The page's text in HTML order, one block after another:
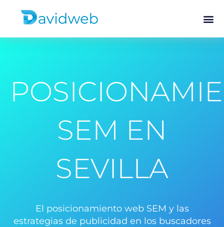
SEM EN
SEVILLA
El posicionamiento web SEM y las
estrategias de publicidad en los buscadores